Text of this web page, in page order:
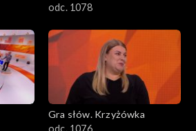
odc. 1078
Gra słów. Krzyżówka